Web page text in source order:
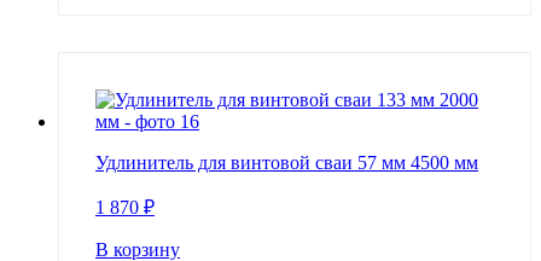
Удлинитель для винтовой сваи 57 мм 4500 мм
1 870 ₽
В корзину